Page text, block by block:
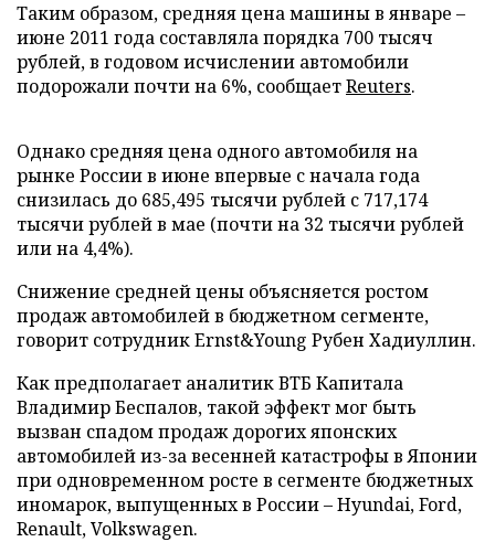
Таким образом, средняя цена машины в январе –
июне 2011 года составляла порядка 700 тысяч
рублей, в годовом исчислении автомобили
подорожали почти на 6%, сообщаетReuters.
Однако средняя цена одного автомобиля на
рынке России в июне впервые с начала года
снизилась до 685,495 тысячи рублей с 717,174
тысячи рублей в мае (почти на 32 тысячи рублей
или на 4,4%).
Снижение средней цены объясняется ростом
продаж автомобилей в бюджетном сегменте,
говорит сотрудник Ernst&Young Рубен Хадиуллин.
Как предполагает аналитик ВТБ Капитала
Владимир Беспалов, такой эффект мог быть
вызван спадом продаж дорогих японских
автомобилей из-за весенней катастрофы в Японии
при одновременном росте в сегменте бюджетных
иномарок, выпущенных в России – Hyundai, Ford,
Renault, Volkswagen.